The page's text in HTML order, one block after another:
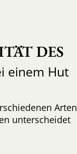
DES
einem Hut
Arten
unterscheidet